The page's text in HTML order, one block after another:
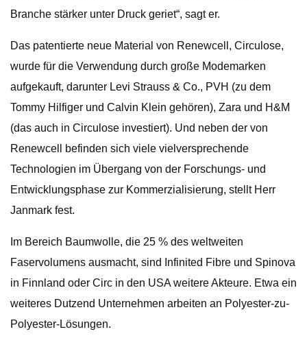
Branche stärker unter Druck geriet“, sagt er.
Das patentierte neue Material von Renewcell, Circulose,
wurde für die Verwendung durch große Modemarken
aufgekauft, darunter Levi Strauss & Co., PVH (zu dem
Tommy Hilfiger und Calvin Klein gehören), Zara und H&M
(das auch in Circulose investiert). Und neben der von
Renewcell befinden sich viele vielversprechende
Technologien im Übergang von der Forschungs- und
Entwicklungsphase zur Kommerzialisierung, stellt Herr
Janmark fest.
Im Bereich Baumwolle, die 25 % des weltweiten
Faservolumens ausmacht, sind Infinited Fibre und Spinova
in Finnland oder Circ in den USA weitere Akteure. Etwa ein
weiteres Dutzend Unternehmen arbeiten an Polyester-zu-
Polyester-Lösungen.